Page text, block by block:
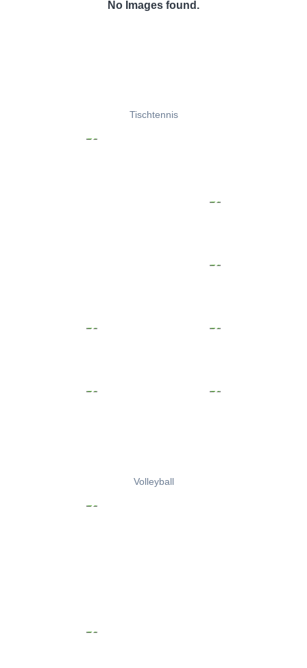
No Images found.
Tischtennis
Volleyball